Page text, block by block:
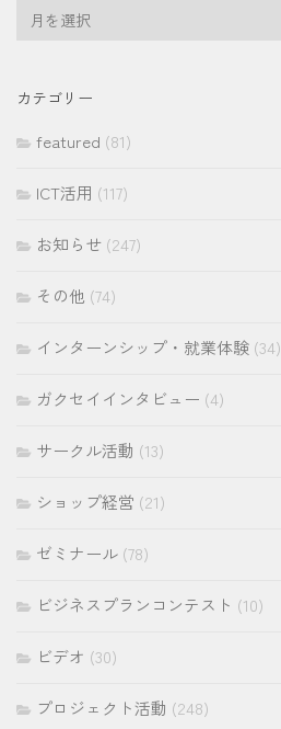
イ
カテゴリー
featured (81)
ICT活用 (117)
お知らせ (247)
その他 (74)
インターンシップ・就業体験 (34)
ガクセイインタビュー (4)
サークル活動 (13)
ショップ経営 (21)
ゼミナール (78)
ビジネスプランコンテスト (10)
ビデオ (30)
プロジェクト活動 (248)